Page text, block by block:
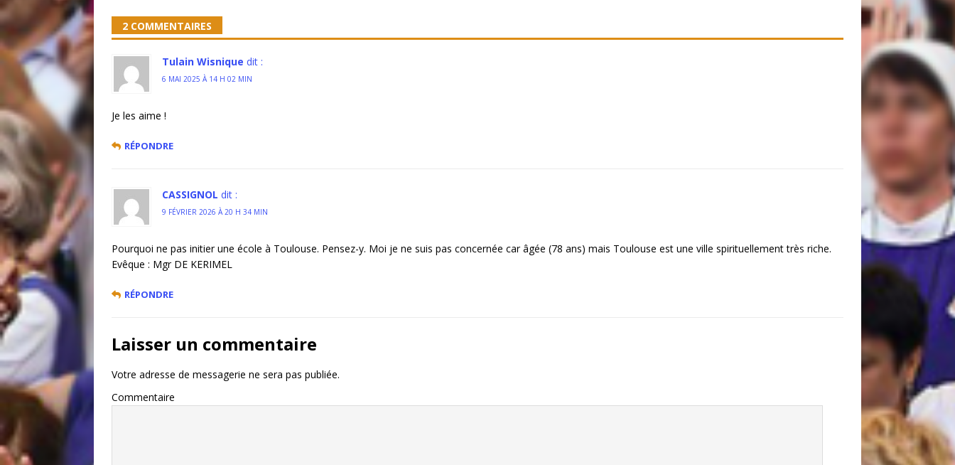
2 COMMENTAIRES
Tulain Wisnique dit :
6 MAI 2025 À 14 H 02 MIN
Je les aime !
RÉPONDRE
CASSIGNOL dit :
9 FÉVRIER 2026 À 20 H 34 MIN
Pourquoi ne pas initier une école à Toulouse. Pensez-y. Moi je ne suis pas concernée car âgée (78 ans) mais Toulouse est une ville spirituellement très riche.
Evêque : Mgr DE KERIMEL
RÉPONDRE
Laisser un commentaire
Votre adresse de messagerie ne sera pas publiée.
Commentaire